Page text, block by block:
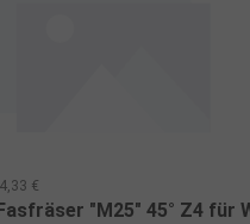
€
"M25" 45° Z4 für